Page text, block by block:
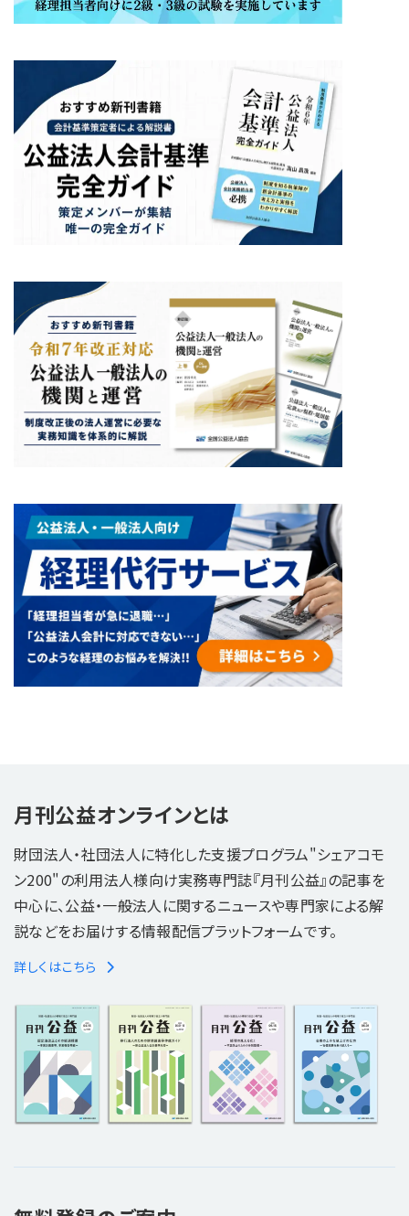
月刊公益オンラインとは
財団法人・社団法人に特化した支援プログラム"シェアコモ
ン200"の利用法人様向け実務専門誌『月刊公益』の記事を
中心に、公益・一般法人に関するニュースや専門家による解
説などをお届けする情報配信プラットフォームです。
詳しくはこちら